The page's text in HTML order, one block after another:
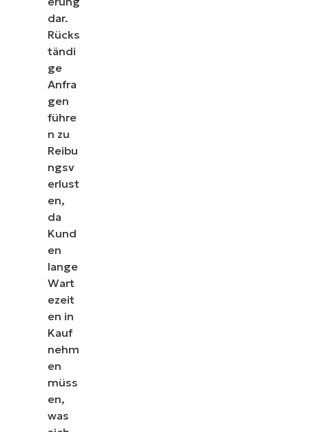
dar.
Rücks
tändi
ge
Anfra
gen
führe
n zu
Reibu
ngsv
erlust
en,
da
Kund
en
lange
Wart
ezeit
en in
Kauf
nehm
en
müss
en,
was